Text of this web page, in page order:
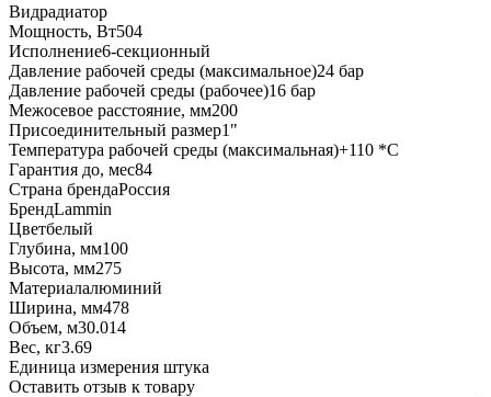
Видрадиатор
Мощность, Вт504
Исполнение6-секционный
Давление рабочей среды (максимальное)24 бар
Давление рабочей среды (рабочее)16 бар
Межосевое расстояние, мм200
Присоединительный размер1"
Температура рабочей среды (максимальная)+110 *C
Гарантия до, мес84
Страна брендаРоссия
БрендLammin
Цветбелый
Глубина, мм100
Высота, мм275
Материалалюминий
Ширина, мм478
Объем, м30.014
Вес, кг3.69
Единица измерения штука
Оставить отзыв к товару